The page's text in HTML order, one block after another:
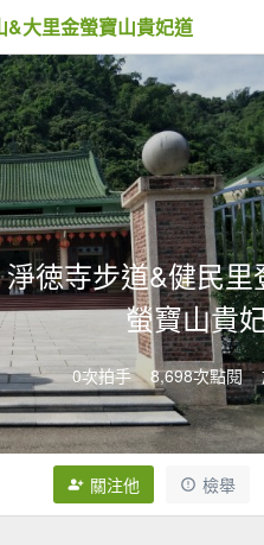
大里金螢寶山貴妃道
淨徳寺步道&健民
螢寶山貴
0次拍手 8,698次點閱
關注他 檢舉